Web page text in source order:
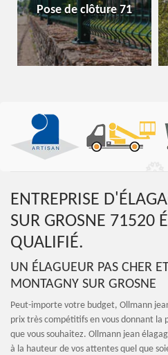
Dégagement fil
Electrique 71
ENTREPRISE
SUR GROSNE 71520
QUALIFIÉ.
UN ÉLAGUEUR PAS CHER
MONTAGNY SUR GROSNE
Peut-importe votre budget, Ollmann
prix très compétitifs en vous donnant la
que vous souhaitez. Ollmann jean
à la hauteur de vos attentes quel que